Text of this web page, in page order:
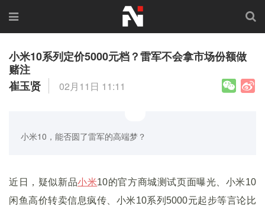
小米10系列定价5000元档？雷军不会拿市场份额做
赌注
崔玉贤
02月11日 11:11
小米10，能否圆了雷军的高端梦？
近日，疑似新品小米10的官方商城测试页面曝光、小米10
闲鱼高价转卖信息疯传、小米10系列5000元起步等言论比